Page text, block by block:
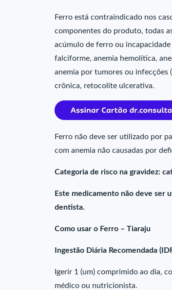
Ferro está contraindicado nos
componentes do produto, todas
acúmulo de ferro ou
falciforme, anemia hemolítica,
anemia por tumores ou infecções
crônica, retocolite ulcerativa.
Ferro não deve ser utilizado por
com anemia não causadas por
Categoria de risco na gravidez:
Este medicamento não deve ser
dentista.
Como usar o Ferro – Tiaraju
Ingestão Diária Recomendada
Igerir 1 (um) comprimido ao dia,
médico ou nutricionista.